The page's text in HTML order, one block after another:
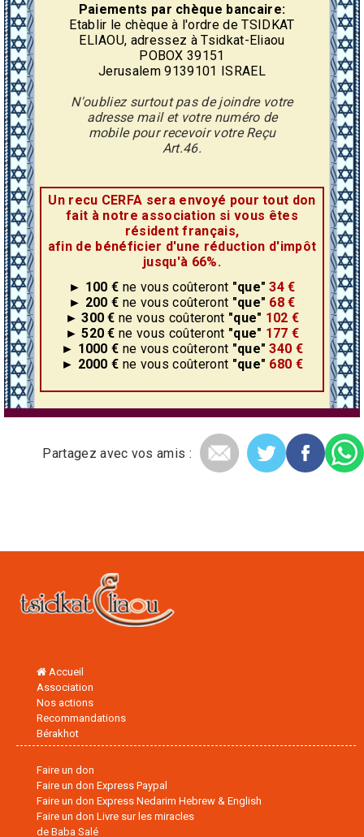
Paiements par chèque bancaire:
Etablir le chèque à l'ordre de TSIDKAT
ELIAOU, adressez à Tsidkat-Eliaou
POBOX 39151
Jerusalem 9139101 ISRAEL
N'oubliez surtout pas de joindre votre
adresse mail et votre numéro de
mobile pour recevoir votre Reçu
Art.46.
Un recu CERFA sera envoyé pour tout don
fait à notre association si vous êtes
résident français,
afin de bénéficier d'une réduction d'impôt
jusqu'à 66%.
► 100 € ne vous coûteront "que" 34 €
► 200 € ne vous coûteront "que" 68 €
► 300 € ne vous coûteront "que" 102 €
► 520 € ne vous coûteront "que" 177 €
► 1000 € ne vous coûteront "que" 340 €
► 2000 € ne vous coûteront "que" 680 €
Partagez avec vos amis :
Accueil
Association
Nos actions
Recommandations
Bérakhot
Faire un don
Faire un don Express Paypal
Faire un don Express Nedarim Hebrew & English
Faire un don Livre sur les miracles
de Baba Salé